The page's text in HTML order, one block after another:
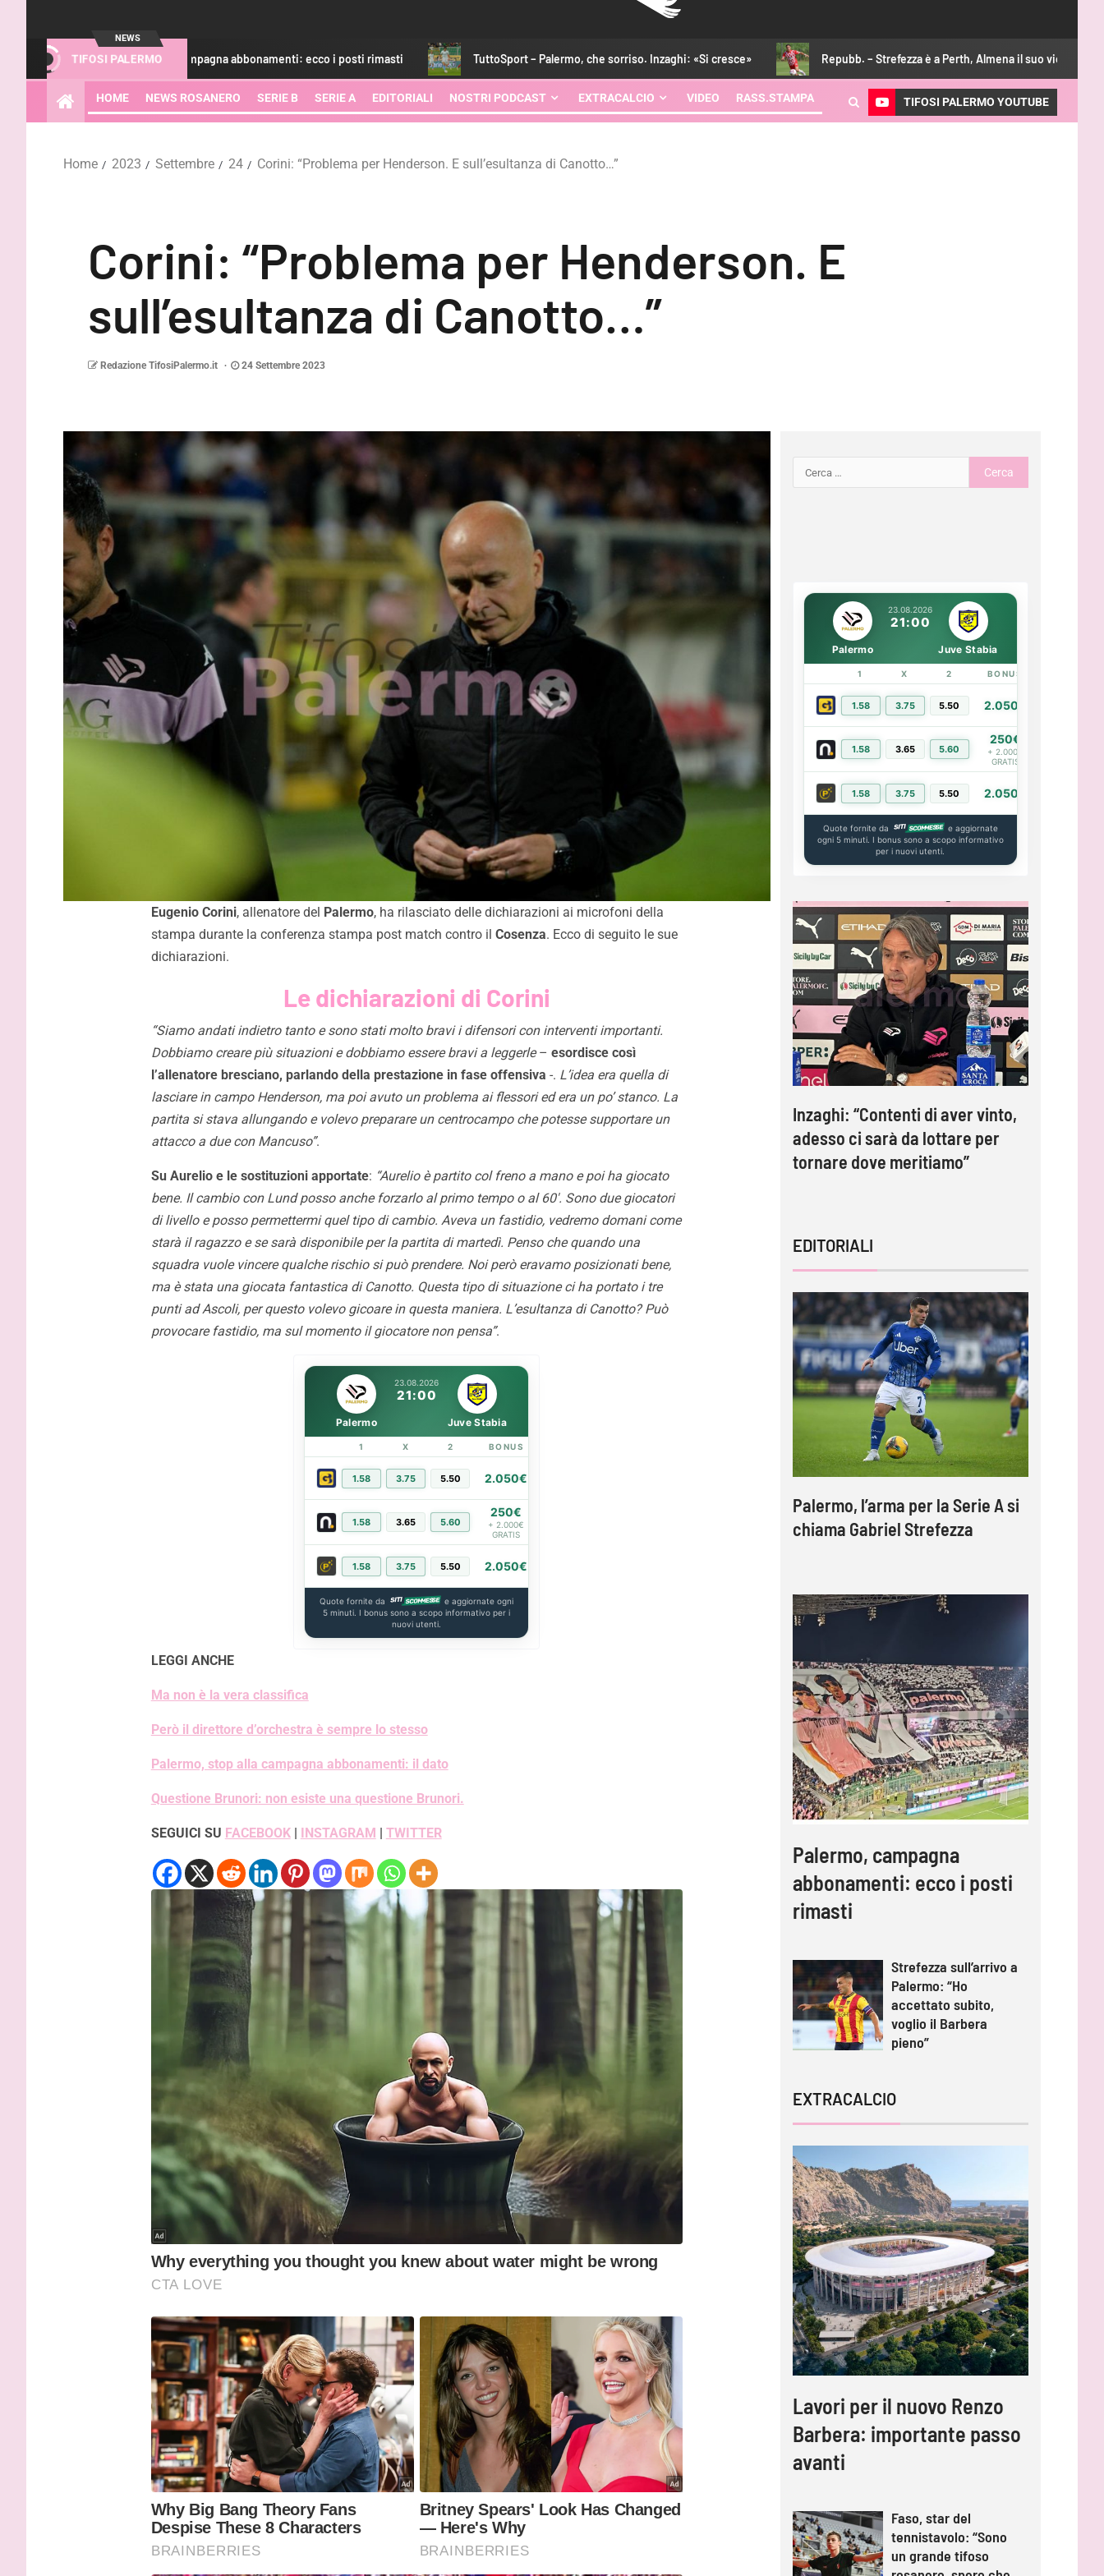
NEWS
TIFOSI PALERMO
Palermo, campagna abbonamenti: ecco i posti rimasti TuttoSport – Palermo, che sorriso. Inzaghi: «Si cresce» Repubb. – Strefezza è a Perth, Almena il suo vice
HOME NEWS ROSANERO SERIE B SERIE A EDITORIALI NOSTRI PODCAST EXTRACALCIO VIDEO RASS.STAMPA TIFOSI PALERMO YOUTUBE
Home 2023 Settembre 24 Corini: “Problema per Henderson. E sull’esultanza di Canotto…”
Corini: “Problema per Henderson. E
sull’esultanza di Canotto…”
Redazione TifosiPalermo.it 24 Settembre 2023
Eugenio Corini, allenatore del Palermo, ha rilasciato delle dichiarazioni ai microfoni della
stampa durante la conferenza stampa post match contro il Cosenza. Ecco di seguito le sue
dichiarazioni.
Le dichiarazioni di Corini
“Siamo andati indietro tanto e sono stati molto bravi i difensori con interventi importanti.
Dobbiamo creare più situazioni e dobbiamo essere bravi a leggerle– esordisce così
l’allenatore bresciano, parlando della prestazione in fase offensiva -. L’idea era quella di
lasciare in campo Henderson, ma poi avuto un problema ai flessori ed era un po’ stanco. La
partita si stava allungando e volevo preparare un centrocampo che potesse supportare un
attacco a due con Mancuso”.
Su Aurelio e le sostituzioni apportate: “Aurelio è partito col freno a mano e poi ha giocato
bene. Il cambio con Lund posso anche forzarlo al primo tempo o al 60′. Sono due giocatori
di livello e posso permettermi quel tipo di cambio. Aveva un fastidio, vedremo domani come
starà il ragazzo e se sarà disponibile per la partita di martedì. Penso che quando una
squadra vuole vincere qualche rischio si può prendere. Noi però eravamo posizionati bene,
ma è stata una giocata fantastica di Canotto. Questa tipo di situazione ci ha portato i tre
punti ad Ascoli, per questo volevo gicoare in questa maniera. L’esultanza di Canotto? Può
provocare fastidio, ma sul momento il giocatore non pensa”.
23.08.2026
21:00
Palermo Juve Stabia
1 X 2 BONUS
1.58 3.75 5.50 2.050€
1.58 3.65 5.60
250€
+ 2.000€
GRATIS
1.58 3.75 5.50 2.050€
Quote fornite da
e aggiornate ogni
5 minuti. I bonus sono a scopo informativo per i
nuovi utenti.
LEGGI ANCHE
Ma non è la vera classifica
Però il direttore d’orchestra è sempre lo stesso
Palermo, stop alla campagna abbonamenti: il dato
Questione Brunori: non esiste una questione Brunori.
SEGUICI SU FACEBOOK| INSTAGRAM TWITTER
23.08.2026
21:00
Palermo Juve Stabia
1 X 2 BONUS
1.58 3.75 5.50 2.050€
1.58 3.65 5.60
250€
+ 2.000€
GRATIS
1.58 3.75 5.50 2.050€
Quote fornite da
e aggiornate
ogni 5 minuti. I bonus sono a scopo informativo
per i nuovi utenti.
Melbourne City-Palermo 0-2: Le
Douaron e Peda piegano gli
VIDEO – Palermo-Melbourne 2-0:
Inzaghi: “Contenti di aver vinto,
adesso ci sarà da lottare per
tornare dove meritiamo”
EDITORIALI
Palermo, l’arma per la Serie A si
chiama Gabriel Strefezza
Palermo, campagna
abbonamenti: ecco i posti
rimasti
Strefezza sull’arrivo a
Palermo: “Ho
accettato subito,
voglio il Barbera
pieno”
EXTRACALCIO
Lavori per il nuovo Renzo
Barbera: importante passo
avanti
Faso, star del
tennistavolo: “Sono
un grande tifoso